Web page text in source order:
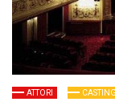
ATTORI CASTING